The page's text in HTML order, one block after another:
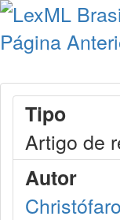
Página
Tipo
Artigo de
Autor